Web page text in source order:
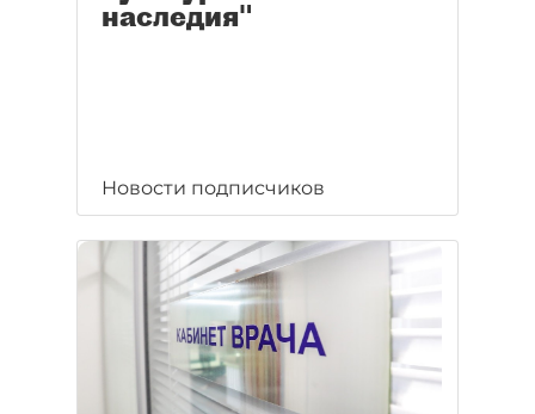
наследия"
Новости подписчиков